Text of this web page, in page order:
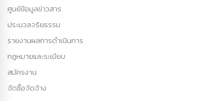
ศูนย์ข้อมูลข่าวสาร
ประมวลจริยธรรม
รายงานผลการดำเนินการ
กฏหมายและระเบียบ
สมัครงาน
จัดซื้อจัดจ้าง